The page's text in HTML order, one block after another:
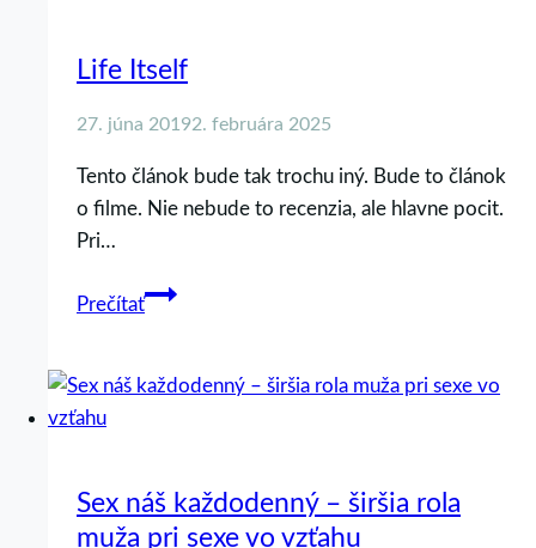
Life Itself
27. júna 20192. februára 2025
Tento článok bude tak trochu iný. Bude to článok
o filme. Nie nebude to recenzia, ale hlavne pocit.
Pri…
Prečítať
Life
Sex náš každodenný – širšia rola
muža pri sexe vo vzťahu